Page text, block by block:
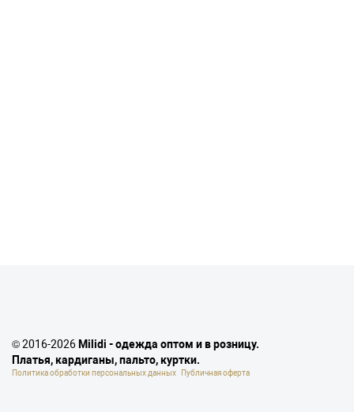
© 2016-2026 Milidi - одежда оптом и в розницу.
Платья, кардиганы, пальто, куртки.
Политика обработки персональных данных Публичная оферта